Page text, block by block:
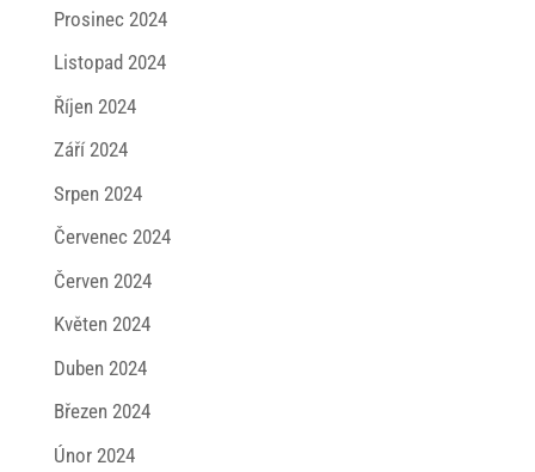
Prosinec 2024
Listopad 2024
Říjen 2024
Září 2024
Srpen 2024
Červenec 2024
Červen 2024
Květen 2024
Duben 2024
Březen 2024
Únor 2024